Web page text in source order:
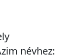
névhez: